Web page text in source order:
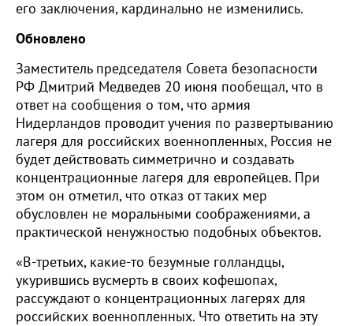
его заключения, кардинально не изменились.
Обновлено
Заместитель председателя Совета безопасности
РФ Дмитрий Медведев 20 июня пообещал, что в
ответ на сообщения о том, что армия
Нидерландов проводит учения по развертыванию
лагеря для российских военнопленных, Россия не
будет действовать симметрично и создавать
концентрационные лагеря для европейцев. При
этом он отметил, что отказ от таких мер
обусловлен не моральными соображениями, а
практической ненужностью подобных объектов.
«В-третьих, какие-то безумные голландцы,
укурившись вусмерть в своих кофешопах,
рассуждают о концентрационных лагерях для
российских военнопленных. Что ответить на эту